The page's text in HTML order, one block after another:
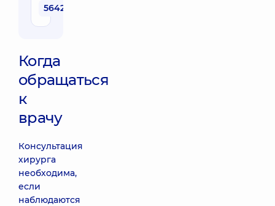
56420 грн
Когда
обращаться
к
врачу
Консультация
хирурга
необходима,
если
наблюдаются